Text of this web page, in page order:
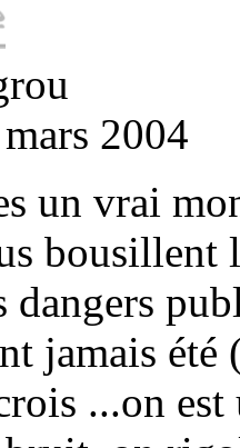
2004
un vrai
bousillent
dangers
jamais été
...on